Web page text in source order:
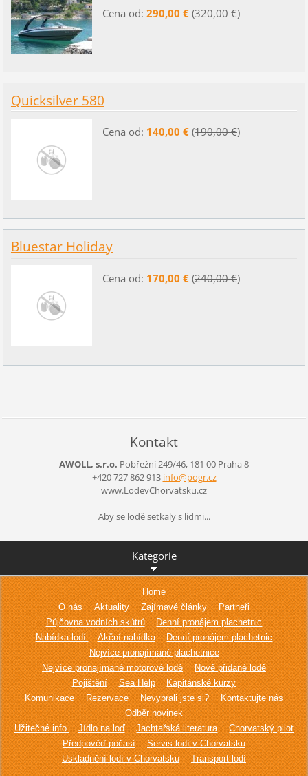
Cena od: 290,00 €(320,00 €)
Quicksilver 580
Cena od: 140,00 €(190,00 €)
Bluestar Holiday
Cena od: 170,00 €(240,00 €)
Kontakt
AWOLL, s.r.o. Pobřežní 249/46, 181 00 Praha 8
+420 727 862 913 info@pogr.cz
www.LodevChorvatsku.cz
Aby se lodě setkaly s lidmi...
Kategorie
Home
O nás
Aktuality Zajímavé články
Partneři
Půjčovna vodních skútrů
Denní pronájem plachetnic
Nabídka lodí
Akční nabídka
Denní pronájem plachetnic
Nejvíce pronajímané plachetnice
Nejvíce pronajímané motorové lodě
Nově přidané lodě
Pojištění
Sea Help
Kapitánské kurzy
Komunikace
Rezervace Nevybrali jste si?
Kontaktujte nás
Odběr novinek
Užitečné info
Jídlo na loď Jachtařská literatura
Chorvatský pilot
Předpověď počasí
Servis lodí v Chorvatsku
Uskladnění lodí v Chorvatsku
Transport lodí